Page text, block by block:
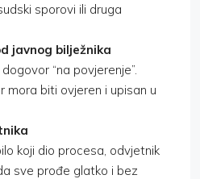
sporovi ili druga
javnog bilježnika
“na povjerenje”.
mora biti ovjeren i upisan u
koji dio procesa, odvjetnik
sve prođe glatko i bez